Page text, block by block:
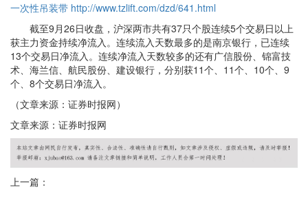
一次性吊装带 http://www.tzlift.com/dzd/641.html
截至9月26日收盘，沪深两市共有37只个股连续5个交易日以上
获主力资金持续净流入。连续流入天数最多的是南京银行，已连续
13个交易日净流入。连续净流入天数较多的还有广信股份、锦富技
术、海兰信、航民股份、建设银行，分别获11个、11个、10个、9
个、8个交易日净流入。
（文章来源：证券时报网）
文章来源：证券时报网
上一篇：